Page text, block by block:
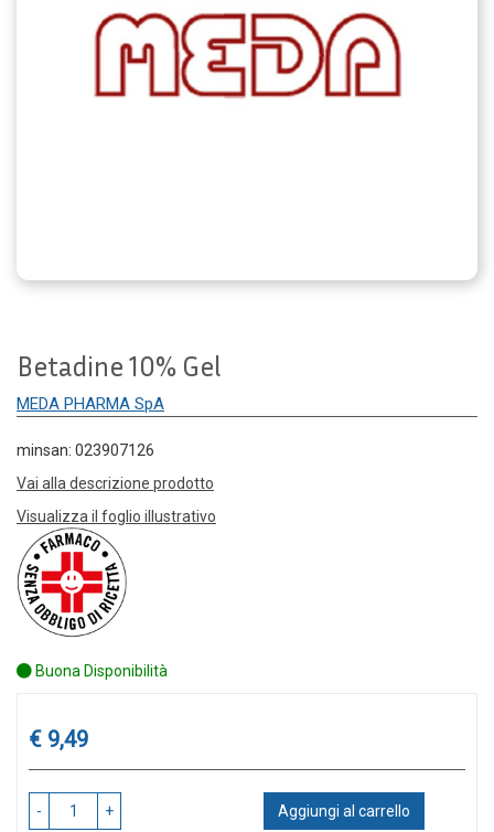
Betadine 10% Gel
MEDA PHARMA SpA
minsan: 023907126
Vai alla descrizione prodotto
Visualizza il foglio illustrativo
Buona Disponibilità
Prezzo
€ 9,49
- + Aggiungi al carrello